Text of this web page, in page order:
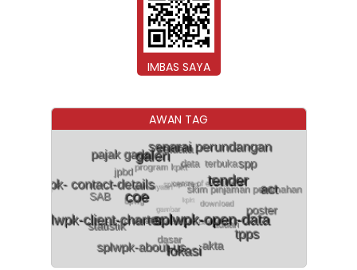
IMBAS SAYA
AWAN TAG